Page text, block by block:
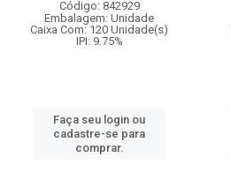
Código: 842929
Embalagem: Unidade
Caixa Com: 120 Unidade(s)
IPI: 9.75%
Faça seu login ou
cadastre-se para
comprar.